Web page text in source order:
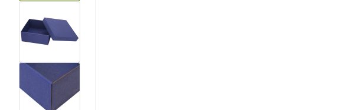
View larger image